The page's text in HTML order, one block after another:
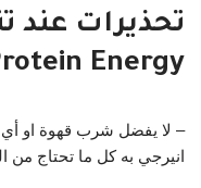
تحذيرات عند
Energy
– لا يفضل شرب قهوة او أي
انيرجي به كل ما تحتاج من